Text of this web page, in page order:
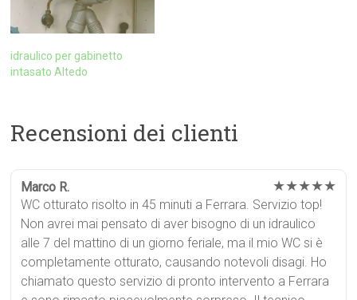
idraulico per gabinetto
intasato Altedo
Recensioni dei clienti
Marco R. ★★★★★
WC otturato risolto in 45 minuti a Ferrara. Servizio top!
Non avrei mai pensato di aver bisogno di un idraulico
alle 7 del mattino di un giorno feriale, ma il mio WC si è
completamente otturato, causando notevoli disagi. Ho
chiamato questo servizio di pronto intervento a Ferrara